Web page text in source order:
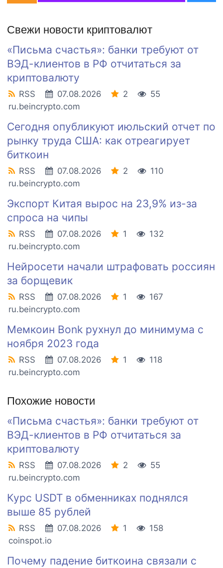
Свежи новости криптовалют
«Письма счастья»: банки требуют от
ВЭД-клиентов в РФ отчитаться за
криптовалюту
RSS 07.08.2026 2
55
ru.beincrypto.com
Сегодня опубликуют июльский отчет по
рынку труда США: как отреагирует
биткоин
RSS 07.08.2026 2
110
ru.beincrypto.com
Экспорт Китая вырос на 23,9% из-за
спроса на чипы
RSS 07.08.2026 1
132
ru.beincrypto.com
Нейросети начали штрафовать россиян
за борщевик
RSS 07.08.2026 1
167
ru.beincrypto.com
Мемкоин Bonk рухнул до минимума с
ноября 2023 года
RSS 07.08.2026 1
118
ru.beincrypto.com
Похожие новости
«Письма счастья»: банки требуют от
ВЭД-клиентов в РФ отчитаться за
криптовалюту
RSS 07.08.2026 2
55
ru.beincrypto.com
Курс USDT в обменниках поднялся
выше 85 рублей
RSS 07.08.2026 1
158
coinspot.io
Почему падение биткоина связали с